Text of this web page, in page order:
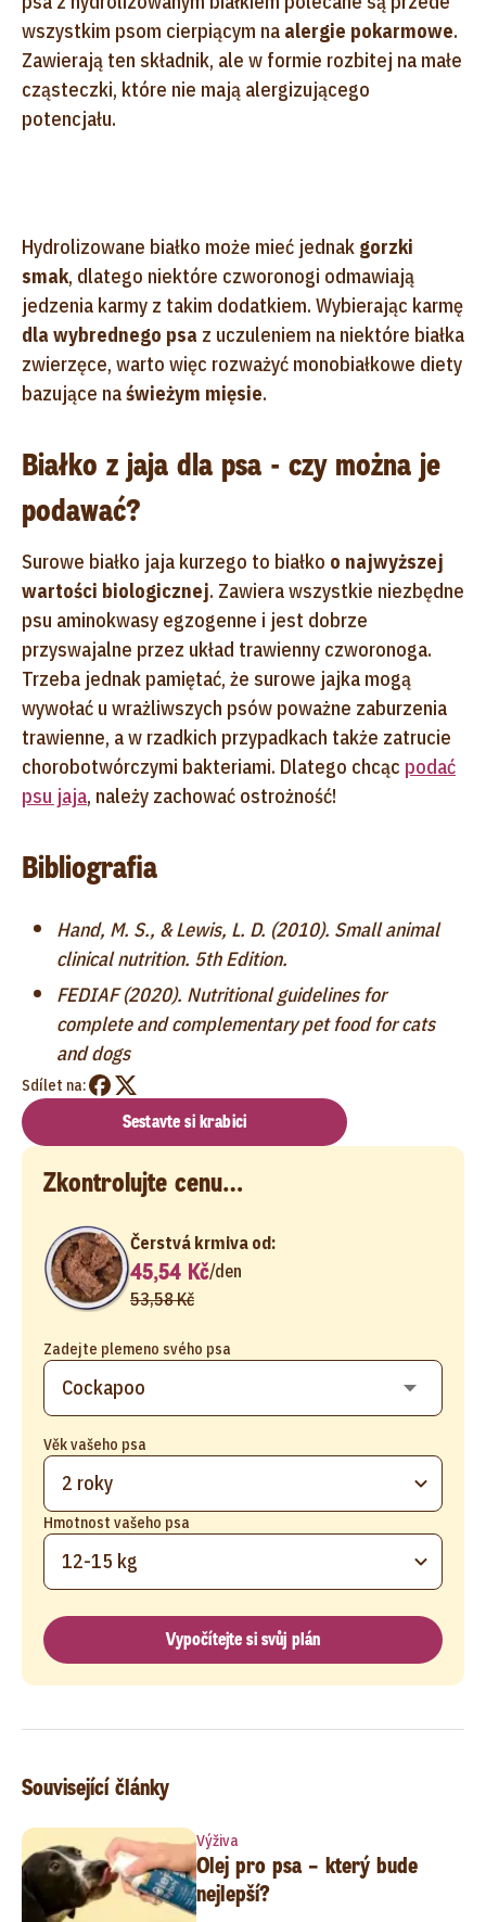
wszystkim psom cierpiącym na alergie pokarmowe.
Zawierają ten składnik, ale w formie rozbitej na małe
cząsteczki, które nie mają alergizującego
potencjału.
Hydrolizowane białko może mieć jednak gorzki
smak, dlatego niektóre czworonogi odmawiają
jedzenia karmy z takim dodatkiem. Wybierając karmę
dla wybrednego psa z uczuleniem na niektóre białka
zwierzęce, warto więc rozważyć monobiałkowe diety
bazujące naświeżym mięsie.
Białko z jaja dla psa - czy można je
podawać?
Surowe białko jaja kurzego to białko o najwyższej
wartości biologicznej. Zawiera wszystkie niezbędne
psu aminokwasy egzogenne i jest dobrze
przyswajalne przez układ trawienny czworonoga.
Trzeba jednak pamiętać, że surowe jajka mogą
wywołać u wrażliwszych psów poważne zaburzenia
trawienne, a w rzadkich przypadkach także zatrucie
chorobotwórczymi bakteriami. Dlatego chcąc podać
psu jaja, należy zachować ostrożność!
Bibliografia
Hand, M. S., & Lewis, L. D. (2010). Small animal
clinical nutrition. 5th Edition.
FEDIAF (2020). Nutritional guidelines for
complete and complementary pet food for cats
and dogs
Sdílet na:
Sestavte si krabici
Zkontrolujte cenu…
Zadejte plemeno svého psa
Věk vašeho psa
2 roky
Hmotnost vašeho psa
12-15 kg
Čerstvá krmiva od:
45,54 Kč/den
53,58 Kč
Vypočítejte si svůj plán
Související články
Výživa
Olej pro psa – který bude
nejlepší?